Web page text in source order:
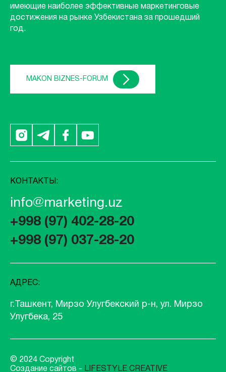
имеющие наиболее эффективные маркетинговые
достижения на рынке Узбекистана за прошедший
год.
MAKON BIZNES-FORUM
КОНТАКТЫ:
info@marketing.uz
+998 (97) 402-28-20
+998 (97) 037-28-20
АДРЕС:
г.Ташкент, Мирзо Улугбекский р-н, ул. Мирзо
Улугбека, 25
© 2024 Copyright
Создание сайтов - LIFESTYLE CREATIVE